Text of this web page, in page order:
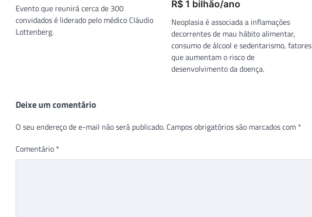
Evento que reunirá cerca de 300
convidados é liderado pelo médico Cláudio
Lottenberg.
R$ 1 bilhão/ano
Neoplasia é associada a inflamações
decorrentes de mau hábito alimentar,
consumo de álcool e sedentarismo, fatores
que aumentam o risco de
desenvolvimento da doença.
Deixe um comentário
O seu endereço de e-mail não será publicado. Campos obrigatórios são marcados com *
Comentário *